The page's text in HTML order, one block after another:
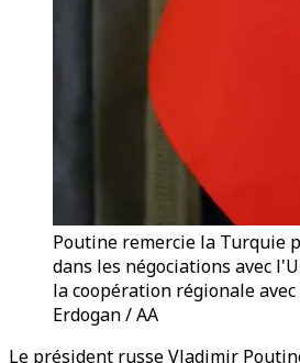
Poutine remercie la Turquie
dans les négociations avec
la coopération régionale
Erdogan / AA
Le président russe Vladimir